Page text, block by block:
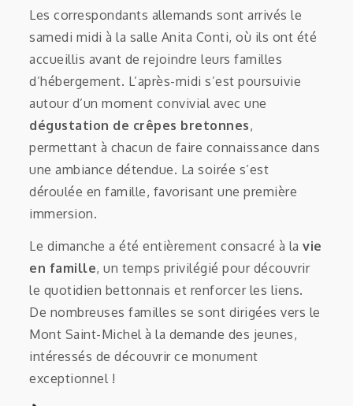
Les correspondants allemands sont arrivés le
samedi midi à la salle Anita Conti, où ils ont été
accueillis avant de rejoindre leurs familles
d’hébergement. L’après-midi s’est poursuivie
autour d’un moment convivial avec une
dégustation de crêpes bretonnes,
permettant à chacun de faire connaissance dans
une ambiance détendue. La soirée s’est
déroulée en famille, favorisant une première
immersion.
Le dimanche a été entièrement consacré à lavie
en famille, un temps privilégié pour découvrir
le quotidien bettonnais et renforcer les liens.
De nombreuses familles se sont dirigées vers le
Mont Saint-Michel à la demande des jeunes,
intéressés de découvrir ce monument
exceptionnel !